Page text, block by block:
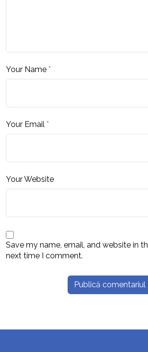
Your Name *
Your Email *
Your Website
Save my name, email, and website in
next time I comment.